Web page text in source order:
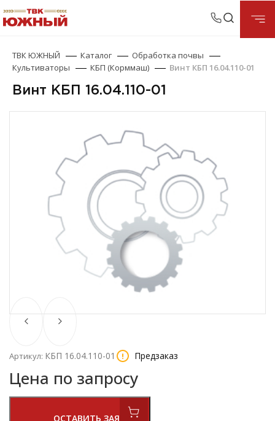
ТВК ЮЖНЫЙ Каталог
Обработка почвы
Культиваторы
КБП (Корммаш) Винт КБП 16.04.110-01
Винт КБП 16.04.110-01
Артикул: КБП 16.04.110-01 Предзаказ
Цена по запросу